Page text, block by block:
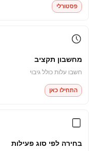
פסטורלי
מחשבון תקציב
חשבו עלות כולל גיבוי
התחילו כאן
בחירה לפי סוג פעילות